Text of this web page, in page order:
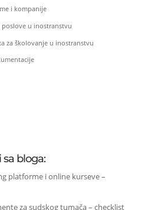
i kompanije
u inostranstvu
za školovanje u inostranstvu
bloga:
platforme i online kurseve –
za sudskog tumača – checklist